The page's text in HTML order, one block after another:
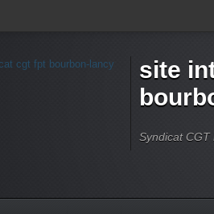
site
Syndicat CGT